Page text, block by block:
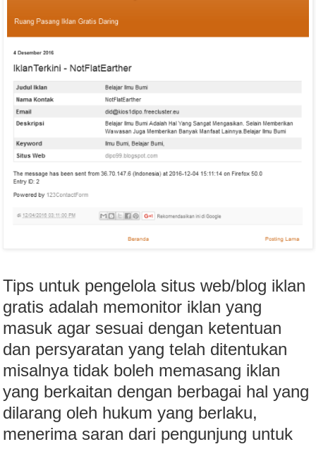
Tips untuk pengelola situs web/blog iklan
gratis adalah memonitor iklan yang
masuk agar sesuai dengan ketentuan
dan persyaratan yang telah ditentukan
misalnya tidak boleh memasang iklan
yang berkaitan dengan berbagai hal yang
dilarang oleh hukum yang berlaku,
menerima saran dari pengunjung untuk